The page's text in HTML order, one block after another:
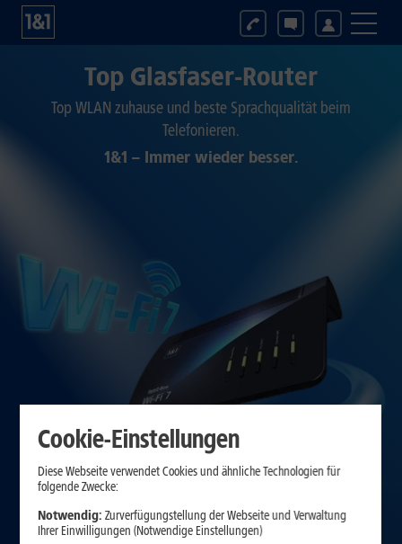
Top Glasfaser-Router
Top WLAN zuhause und beste Sprachqualität beim
Telefonieren.
1&1 – Immer wieder besser.
Cookie-Einstellungen
Diese Webseite verwendet Cookies und ähnliche Technologien für
folgende Zwecke:
Notwendig: Zurverfügungstellung der Webseite und Verwaltung
Ihrer Einwilligungen (Notwendige Einstellungen)